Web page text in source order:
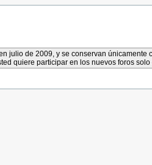
julio de 2009, y se conservan únicamente
quiere participar en los nuevos foros solo